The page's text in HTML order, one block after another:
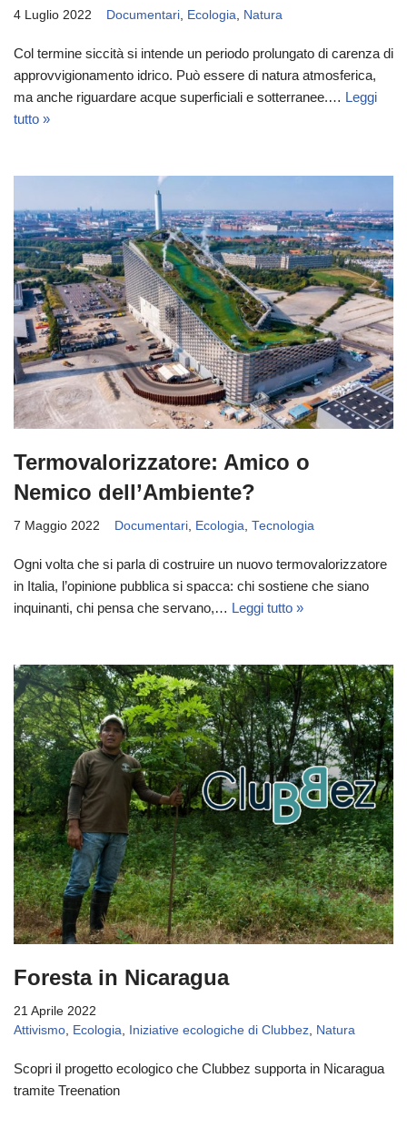
4 Luglio 2022 Documentari Ecologia Natura
Col termine siccità si intende un periodo prolungato di carenza di
approvvigionamento idrico. Può essere di natura atmosferica,
ma anche riguardare acque superficiali e sotterranee.… Leggi
tutto »
Termovalorizzatore: Amico o
Nemico dell’Ambiente?
7 Maggio 2022 Documentari Ecologia Tecnologia
Ogni volta che si parla di costruire un nuovo termovalorizzatore
in Italia, l’opinione pubblica si spacca: chi sostiene che siano
inquinanti, chi pensa che servano,… Leggi tutto »
Foresta in Nicaragua
21 Aprile 2022
Attivismo Ecologia Iniziative ecologiche di Clubbez Natura
Scopri il progetto ecologico che Clubbez supporta in Nicaragua
tramite Treenation